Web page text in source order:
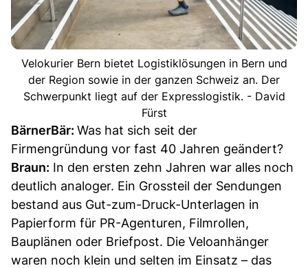
Velokurier Bern bietet Logistiklösungen in Bern und
der Region sowie in der ganzen Schweiz an. Der
Schwerpunkt liegt auf der Expresslogistik. - David
Fürst
BärnerBär: Was hat sich seit der
Firmengründung vor fast 40 Jahren geändert?
Braun: In den ersten zehn Jahren war alles noch
deutlich analoger. Ein Grossteil der Sendungen
bestand aus Gut-zum-Druck-Unterlagen in
Papierform für PR-Agenturen, Filmrollen,
Bauplänen oder Briefpost. Die Veloanhänger
waren noch klein und selten im Einsatz – das